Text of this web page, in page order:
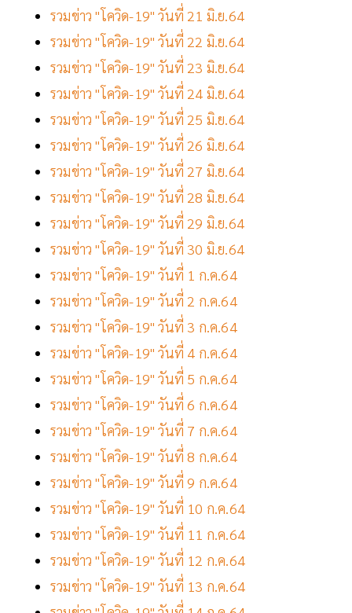
รวมข่าว "โควิด-19" วันที่ 21 มิ.ย.64
รวมข่าว "โควิด-19" วันที่ 22 มิ.ย.64
รวมข่าว "โควิด-19" วันที่ 23 มิ.ย.64
รวมข่าว "โควิด-19" วันที่ 24 มิ.ย.64
รวมข่าว "โควิด-19" วันที่ 25 มิ.ย.64
รวมข่าว "โควิด-19" วันที่ 26 มิ.ย.64
รวมข่าว "โควิด-19" วันที่ 27 มิ.ย.64
รวมข่าว "โควิด-19" วันที่ 28 มิ.ย.64
รวมข่าว "โควิด-19" วันที่ 29 มิ.ย.64
รวมข่าว "โควิด-19" วันที่ 30 มิ.ย.64
รวมข่าว "โควิด-19" วันที่ 1 ก.ค.64
รวมข่าว "โควิด-19" วันที่ 2 ก.ค.64
รวมข่าว "โควิด-19" วันที่ 3 ก.ค.64
รวมข่าว "โควิด-19" วันที่ 4 ก.ค.64
รวมข่าว "โควิด-19" วันที่ 5 ก.ค.64
รวมข่าว "โควิด-19" วันที่ 6 ก.ค.64
รวมข่าว "โควิด-19" วันที่ 7 ก.ค.64
รวมข่าว "โควิด-19" วันที่ 8 ก.ค.64
รวมข่าว "โควิด-19" วันที่ 9 ก.ค.64
รวมข่าว "โควิด-19" วันที่ 10 ก.ค.64
รวมข่าว "โควิด-19" วันที่ 11 ก.ค.64
รวมข่าว "โควิด-19" วันที่ 12 ก.ค.64
รวมข่าว "โควิด-19" วันที่ 13 ก.ค.64